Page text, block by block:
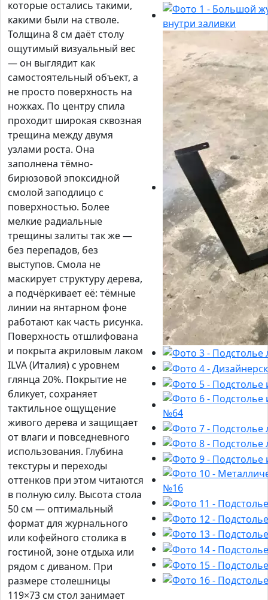
которые остались такими,
какими были на стволе.
Толщина 8 см даёт столу
ощутимый визуальный вес
— он выглядит как
самостоятельный объект, а
не просто поверхность на
ножках. По центру спила
проходит широкая сквозная
трещина между двумя
узлами роста. Она
заполнена тёмно-
бирюзовой эпоксидной
смолой заподлицо с
поверхностью. Более
мелкие радиальные
трещины залиты так же —
без перепадов, без
выступов. Смола не
маскирует структуру дерева,
а подчёркивает её: тёмные
линии на янтарном фоне
работают как часть рисунка.
Поверхность отшлифована
и покрыта акриловым лаком
ILVA (Италия) с уровнем
глянца 20%. Покрытие не
бликует, сохраняет
тактильное ощущение
живого дерева и защищает
от влаги и повседневного
использования. Глубина
текстуры и переходы
оттенков при этом читаются
в полную силу. Высота стола
50 см — оптимальный
формат для журнального
или кофейного столика в
гостиной, зоне отдыха или
рядом с диваном. При
размере столешницы
119×73 см стол занимает